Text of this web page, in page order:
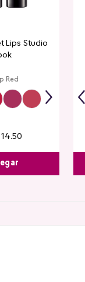
Lips Studio
Red
14.50